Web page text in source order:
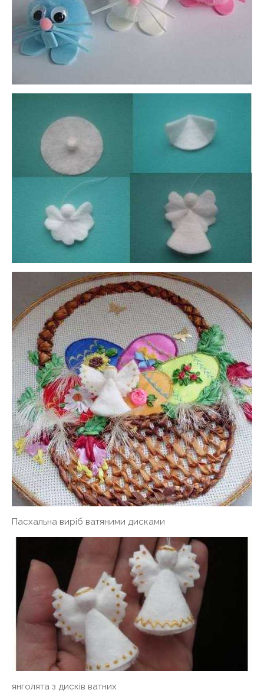
Пасхальна виріб ватяними дисками
янголята з дисків ватних